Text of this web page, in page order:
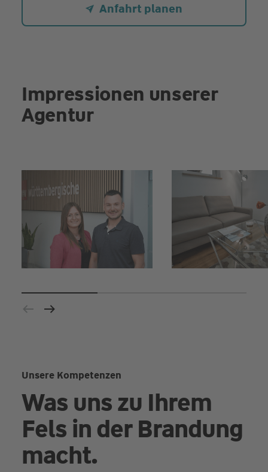
Anfahrt planen
Impressionen unserer
Agentur
Unsere Kompetenzen
Was uns zu Ihrem
Fels in der Brandung
macht.